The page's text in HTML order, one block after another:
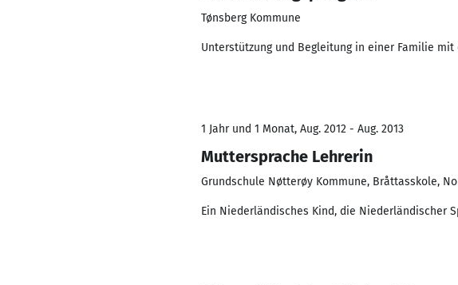
Tønsberg Kommune
Unterstützung und Begleitung in einer Familie
1 Jahr und 1 Monat, Aug. 2012 - Aug. 2013
Muttersprache Lehrerin
Grundschule Nøtterøy Kommune, Bråttasskole,
Ein Niederländisches Kind, die Niederländischer